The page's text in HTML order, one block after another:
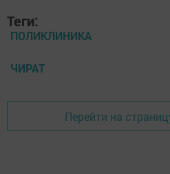
Теги:
ПОЛИКЛИНИКА
ЧИРАТ
Перейти на